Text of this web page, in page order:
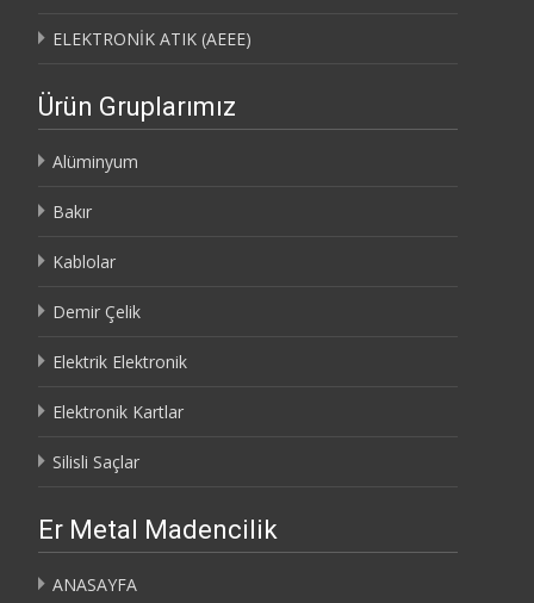
ELEKTRONİK ATIK (AEEE)
Ürün Gruplarımız
Alüminyum
Bakır
Kablolar
Demir Çelik
Elektrik Elektronik
Elektronik Kartlar
Silisli Saçlar
Er Metal Madencilik
ANASAYFA